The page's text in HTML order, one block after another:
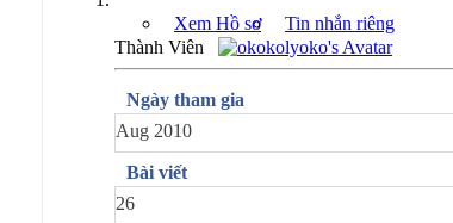
Xem Hồ sơ
Tin nhắn riêng
Thành Viên
Ngày tham gia
Aug 2010
Bài viết
26